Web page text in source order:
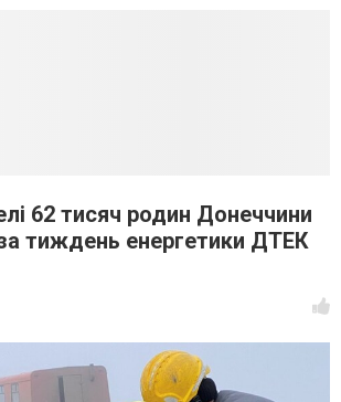
62 тисяч родин Донеччини
тиждень енергетики ДТЕК